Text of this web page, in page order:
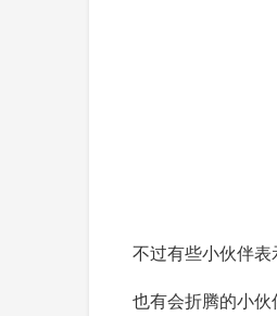
不过有些小伙伴
也有会折腾的小